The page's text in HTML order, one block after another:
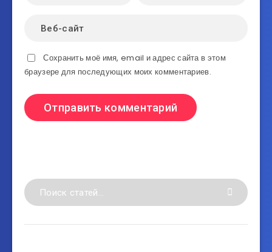
Сохранить моё имя, email и адрес сайта в этом
браузере для последующих моих комментариев.